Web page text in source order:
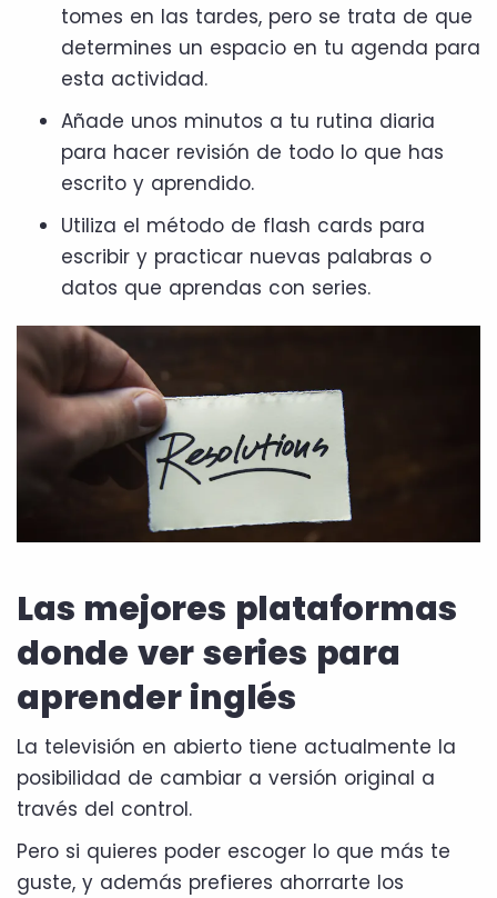
tomes en las tardes, pero se trata de que
determines un espacio en tu agenda para
esta actividad.
Añade unos minutos a tu rutina diaria
para hacer revisión de todo lo que has
escrito y aprendido.
Utiliza el método de flash cards para
escribir y practicar nuevas palabras o
datos que aprendas con series.
Las mejores plataformas
donde ver series para
aprender inglés
La televisión en abierto tiene actualmente la
posibilidad de cambiar a versión original a
través del control.
Pero si quieres poder escoger lo que más te
guste, y además prefieres ahorrarte los